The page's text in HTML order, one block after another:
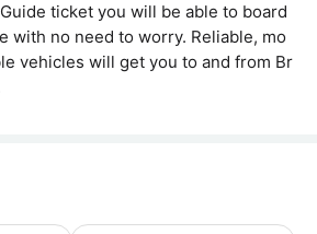
ticket you will be able to board
with no need to worry. Reliable, mo
vehicles will get you to and from Br